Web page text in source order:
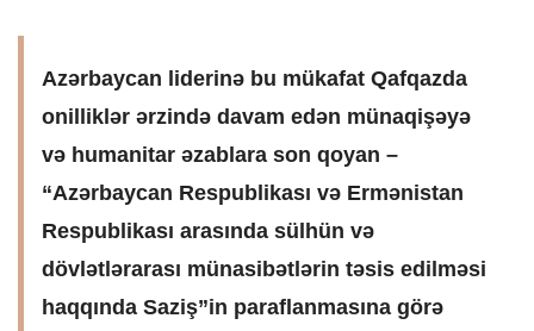
Azərbaycan liderinə bu mükafat Qafqazda
onilliklər ərzində davam edən münaqişəyə
və humanitar əzablara son qoyan –
“Azərbaycan Respublikası və Ermənistan
Respublikası arasında sülhün və
dövlətlərarası münasibətlərin təsis edilməsi
haqqında Saziş”in paraflanmasına görə